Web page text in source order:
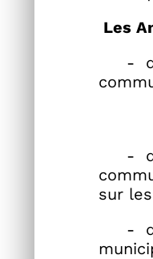
Les
- de
- de
sur
- de